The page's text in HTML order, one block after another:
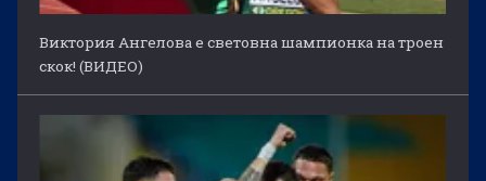
Виктория Ангелова е световна шампионка на троен
скок! (ВИДЕО)